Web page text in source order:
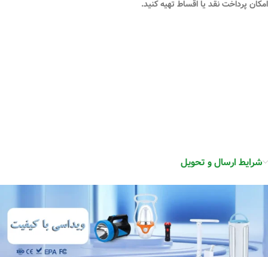
امکان پرداخت نقد یا اقساط تهیه کنید.
شرایط ارسال و تحویل